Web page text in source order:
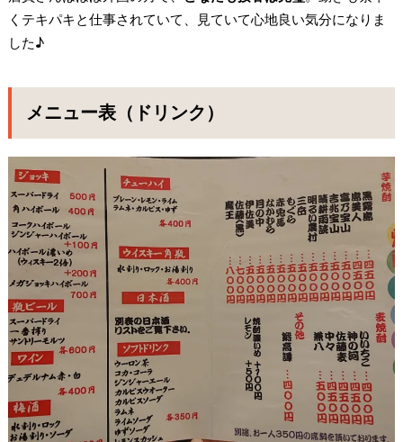
くテキパキと仕事されていて、見ていて心地良い気分になりま
した♪
メニュー表（ドリンク）